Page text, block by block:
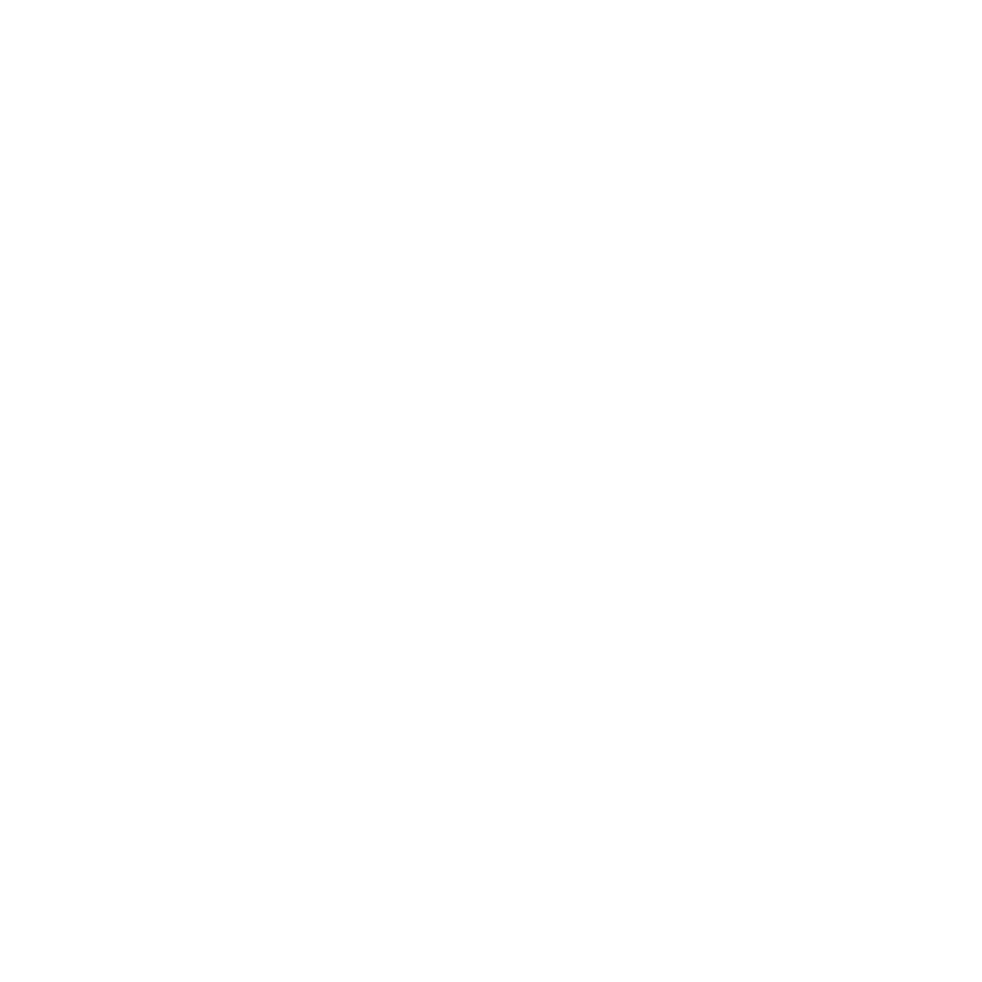
Zde jsou k dispozici lehátka a slunečníky (zdarma).
Lázeňská oblast a masáže za poplatek. Parní lázeň a hamam případně za poplatek.
minibarem (případně za poplatek), internetem (zdarma), sejfem (případně za poplatek) a satelit.TV s plochou obrazovkou a také
minibarem (případně za poplatek), internetem (zdarma), sejfem (případně za poplatek) a satelit.TV s plochou obrazovkou a také
minibarem (případně za poplatek), internetem (zdarma), sejfem (případně za poplatek) a satelit.TV s plochou obrazovkou a také
minibarem (případně za poplatek), internetem (zdarma), sejfem (případně za poplatek) a satelit.TV s plochou obrazovkou a také
minibarem (případně za poplatek), internetem (zdarma), sejfem (případně za poplatek) a satelit.TV s plochou obrazovkou a také